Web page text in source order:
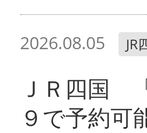
2026.08.05 JR
ＪＲ四国
９で予約可